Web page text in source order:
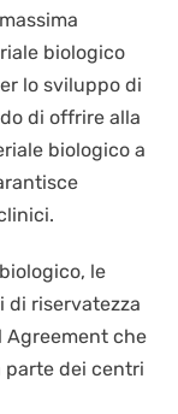
biologico
lo sviluppo di
di offrire alla
biologico a
le
di riservatezza
Agreement che
parte dei centri